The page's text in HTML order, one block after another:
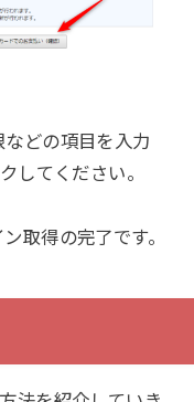
どの項目を入力
してください。
取得の完了です。